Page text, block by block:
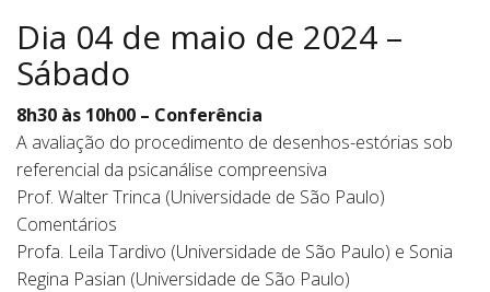
Dia 04 de maio de 2024 –
Sábado
8h30 às 10h00 – Conferência
A avaliação do procedimento de desenhos-estórias sob
referencial da psicanálise compreensiva
Prof. Walter Trinca (Universidade de São Paulo)
Comentários
Profa. Leila Tardivo (Universidade de São Paulo) e Sonia
Regina Pasian (Universidade de São Paulo)